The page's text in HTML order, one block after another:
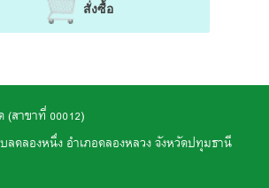
สั่งซื้อ
สาขาที่ 00012)
ลคลองหนึ่ง อำเภอคลองหลวง จังหวัดปทุมธานี